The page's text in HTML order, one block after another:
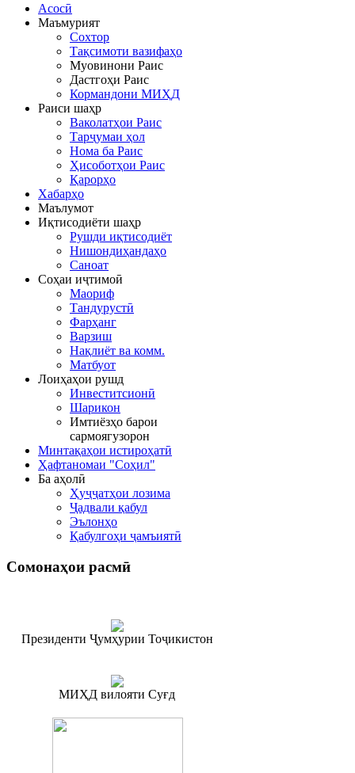
Асосӣ
Маъмурият
Сохтор
Тақсимоти вазифаҳо
Муовинони Раис
Дастгоҳи Раис
Кормандони МИҲД
Раиси шаҳр
Ваколатҳои Раис
Тарҷумаи ҳол
Нома ба Раис
Ҳисоботҳои Раис
Қарорҳо
Хабарҳо
Маълумот
Иқтисодиёти шаҳр
Рушди иқтисодиёт
Нишондиҳандаҳо
Саноат
Соҳаи иҷтимоӣ
Маориф
Тандурустӣ
Фарҳанг
Варзиш
Нақлиёт ва комм.
Матбуот
Лоиҳаҳои рушд
Инвеститсионӣ
Шарикон
Имтиёзҳо барои
сармоягузорон
Минтақаҳои истироҳатӣ
Ҳафтаномаи "Соҳил"
Ба аҳолӣ
Ҳуҷҷатҳои лозима
Ҷадвали қабул
Эълонҳо
Қабулгоҳи ҷамъиятӣ
Сомонаҳои расмӣ
Президенти Ҷумҳурии Тоҷикистон
МИҲД вилояти Суғд